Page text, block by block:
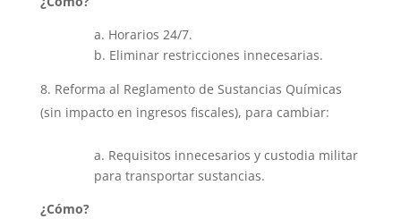
a. Horarios 24/7.
b. Eliminar restricciones innecesarias.
Reforma al Reglamento de Sustancias Químicas
(sin impacto en ingresos fiscales), para cambiar:
a. Requisitos innecesarios y custodia militar
para transportar sustancias.
¿Cómo?